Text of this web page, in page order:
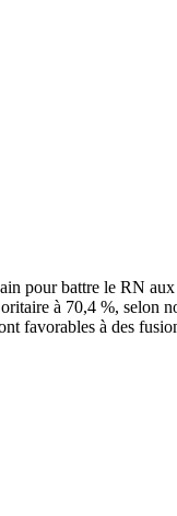
à 70,4 %, selon
favorables à des